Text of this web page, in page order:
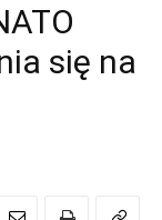
się na